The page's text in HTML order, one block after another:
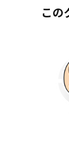
この